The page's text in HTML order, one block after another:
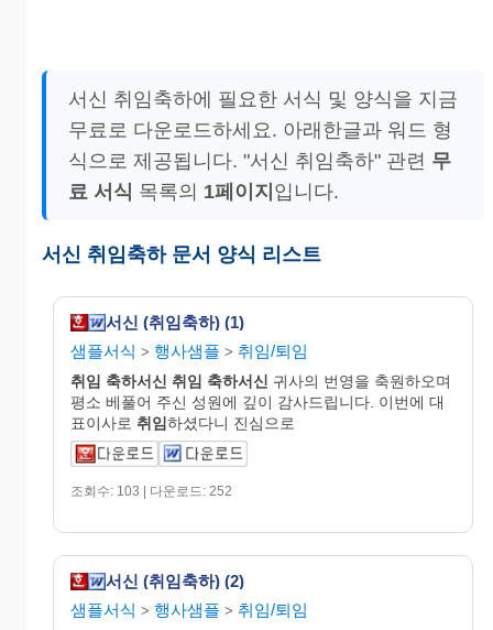
서신 취임축하에 필요한 서식 및 양식을 지금
무료로 다운로드하세요. 아래한글과 워드 형
식으로 제공됩니다. "서신 취임축하" 관련 무
료 서식 목록의 1페이지 입니다.
서신 취임축하 문서 양식 리스트
서신 (취임축하) (1)
샘플서식 > 행사샘플 > 취임/퇴임
취임 축하서신 취임 축하서신 귀사의 번영을 축원하오며
평소 베풀어 주신 성원에 깊이 감사드립니다. 이번에 대
표이사로 취임하셨다니 진심으로
조회수: 103 | 다운로드: 252
서신 (취임축하) (2)
샘플서식 > 행사샘플 > 취임/퇴임